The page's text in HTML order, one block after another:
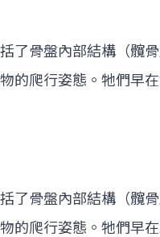
了骨盤內部結構（髖
的爬行姿態。牠們早
了骨盤內部結構（髖
的爬行姿態。牠們早